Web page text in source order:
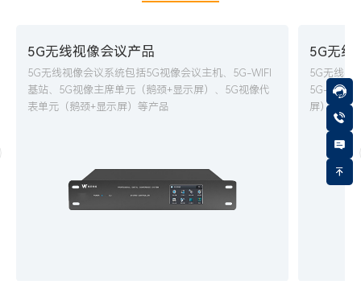
5G无线视像会议产品
5G无线视像会议系统包括5G视像会议主机、5G-WIFI
基站、5G视像主席单元（鹅颈+显示屏）、5G视像代
表单元（鹅颈+显示屏）等产品
5G无线
5G无线视
5G-WIFI
屏）、5G